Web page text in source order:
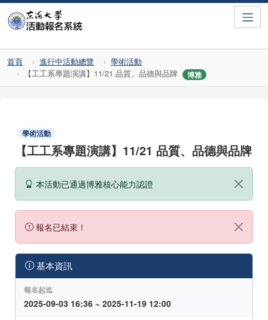
首頁 進行中活動總覽
學術活動
【工工系專題演講】11/21 品質、品德與品牌
博雅
學術活動
【工工系專題演講】11/21 品質、品德與品牌
本活動已通過博雅核心能力認證
報名已結束！
基本資訊
報名起迄
2025-09-03 16:36 ~ 2025-11-19 12:00